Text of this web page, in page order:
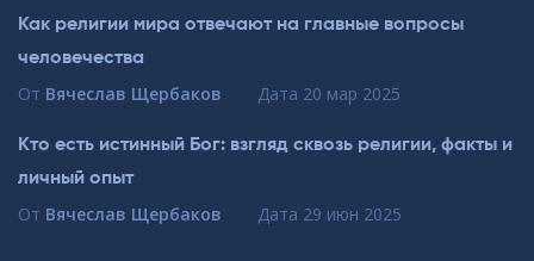
Как религии мира отвечают на главные вопросы
человечества
От Вячеслав Щербаков Дата 20 мар 2025
Кто есть истинный Бог: взгляд сквозь религии, факты и
личный опыт
От Вячеслав Щербаков Дата 29 июн 2025